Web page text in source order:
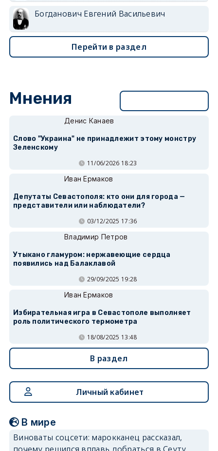
Богданович Евгений Васильевич
Перейти в раздел
Мнения
Денис Канаев
Слово "Украина" не принадлежит этому монстру
Зеленскому
11/06/2026 18:23
Иван Ермаков
Депутаты Севастополя: кто они для города —
представители или наблюдатели?
03/12/2025 17:36
Владимир Петров
Утыкано гламуром: нержавеющие сердца
появились над Балаклавой
29/09/2025 19:28
Иван Ермаков
Избирательная игра в Севастополе выполняет
роль политического термометра
18/08/2025 13:48
В раздел
Личный кабинет
В мире
Виноваты соцсети: марокканец рассказал,